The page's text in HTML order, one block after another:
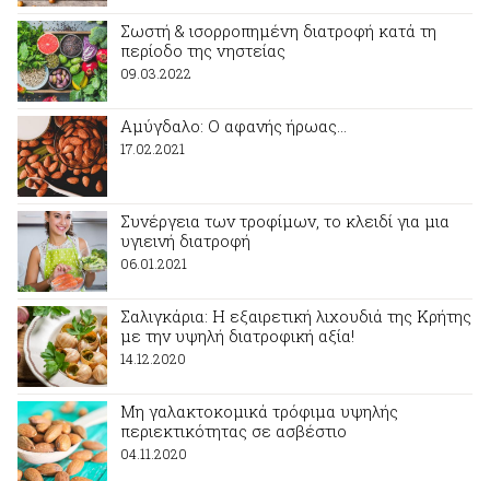
Σωστή & ισορροπημένη διατροφή κατά τη
περίοδο της νηστείας
09.03.2022
Αμύγδαλο: Ο αφανής ήρωας…
17.02.2021
Συνέργεια των τροφίμων, το κλειδί για μια
υγιεινή διατροφή
06.01.2021
Σαλιγκάρια: H εξαιρετική λιχουδιά της Κρήτης
με την υψηλή διατροφική αξία!
14.12.2020
Μη γαλακτοκομικά τρόφιμα υψηλής
περιεκτικότητας σε ασβέστιο
04.11.2020